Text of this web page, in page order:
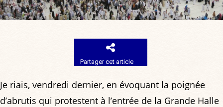
Partager cet article
Je riais, vendredi dernier, en évoquant la poignée
d’abrutis qui protestent à l’entrée de la Grande Halle